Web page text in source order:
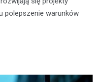
polepszenie warunków